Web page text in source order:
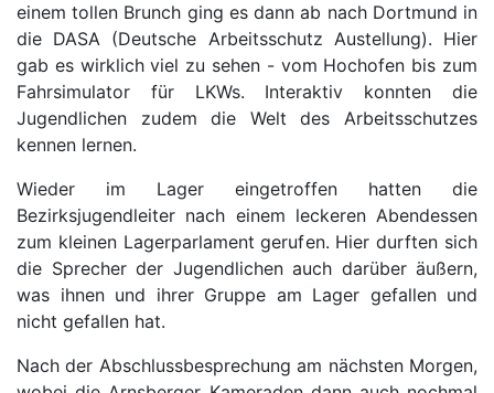
einem tollen Brunch ging es dann ab nach Dortmund in
die DASA (Deutsche Arbeitsschutz Austellung). Hier
gab es wirklich viel zu sehen - vom Hochofen bis zum
Fahrsimulator für LKWs. Interaktiv konnten die
Jugendlichen zudem die Welt des Arbeitsschutzes
kennen lernen.
Wieder im Lager eingetroffen hatten die
Bezirksjugendleiter nach einem leckeren Abendessen
zum kleinen Lagerparlament gerufen. Hier durften sich
die Sprecher der Jugendlichen auch darüber äußern,
was ihnen und ihrer Gruppe am Lager gefallen und
nicht gefallen hat.
Nach der Abschlussbesprechung am nächsten Morgen,